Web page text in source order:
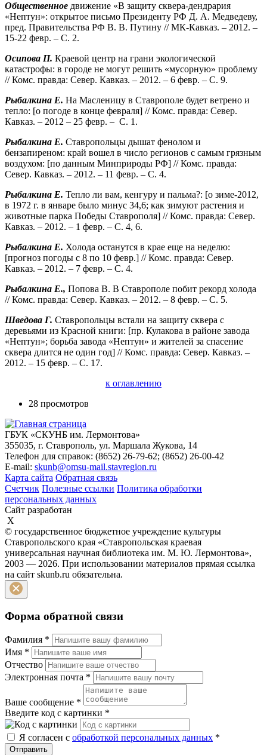
Общественное движение «В защиту сквера-дендрария
«Нептун»: открытое письмо Президенту РФ Д. А. Медведеву,
пред. Правительства РФ В. В. Путину // МК-Кавказ. – 2012. –
15-22 февр. – С. 2.
Осипова П. Краевой центр на грани экологической
катастрофы: в городе не могут решить «мусорную» проблему
// Комс. правда: Север. Кавказ. – 2012. – 6 февр. – С. 9.
Рыбалкина Е. На Масленицу в Ставрополе будет ветрено и
тепло: [о погоде в конце февраля] // Комс. правда: Север.
Кавказ. – 2012 – 25 февр. – С. 1.
Рыбалкина Е. Ставропольцы дышат фенолом и
бензапиреном: край вошел в число регионов с самым грязным
воздухом: [по данным Минприроды РФ] // Комс. правда:
Север. Кавказ. – 2012. – 11 февр. – С. 4.
Рыбалкина Е. Тепло ли вам, кенгуру и пальма?: [о зиме-2012,
в 1972 г. в январе было минус 34,6; как зимуют растения и
животные парка Победы Ставрополя] // Комс. правда: Север.
Кавказ. – 2012. – 1 февр. – С. 4, 6.
Рыбалкина Е. Холода останутся в крае еще на неделю:
[прогноз погоды с 8 по 10 февр.] // Комс. правда: Север.
Кавказ. – 2012. – 7 февр. – С. 4.
Рыбалкина Е., Попова В. В Ставрополе побит рекорд холода
// Комс. правда: Север. Кавказ. – 2012. – 8 февр. – С. 5.
Шведова Г. Ставропольцы встали на защиту сквера с
деревьями из Красной книги: [пр. Кулакова в районе завода
«Нептун»; борьба завода «Нептун» и жителей за спасение
сквера длится не один год] // Комс. правда: Север. Кавказ. –
2012. – 15 февр. – С. 17.
к оглавлению
28 просмотров
ГБУК «СКУНБ им. Лермонтова»
355035, г. Ставрополь, ул. Маршала Жукова, 14
Телефон для справок: (8652) 26-79-62; (8652) 26-00-42
E-mail: skunb@omsu-mail.stavregion.ru
Карта сайта Обратная связь
Счетчик Полезные ссылки Политика обработки
персональных данных
Сайт разработан
X
© государственное бюджетное учреждение культуры
Ставропольского края «Ставропольская краевая
универсальная научная библиотека им. М. Ю. Лермонтова»,
2003 — 2026. При использовании материалов прямая ссылка
на сайт skunb.ru обязательна.
Форма обратной связи
Фамилия *
Имя *
Отчество
Электронная почта *
Ваше сообщение *
Введите код с картинки *
Я согласен с обработкой персональных данных *
Отправить